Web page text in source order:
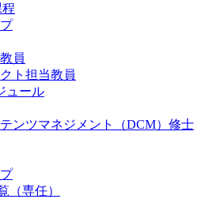
員
ト担当教員
ュール
ンツマネジメント（DCM）修士
（専任）